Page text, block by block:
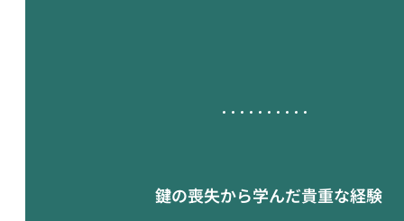
鍵の喪失から学んだ貴重な経験